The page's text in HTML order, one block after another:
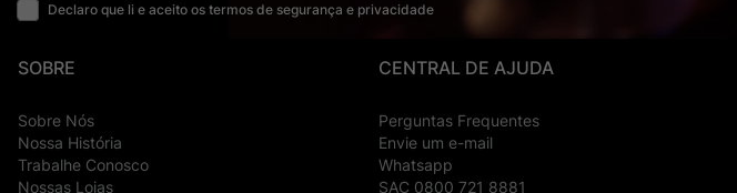
Declaro que li e aceito os termos de segurança e privacidade
SOBRE
Sobre Nós
Nossa História
Trabalhe Conosco
Nossas Lojas
CENTRAL DE AJUDA
Perguntas Frequentes
Envie um e-mail
Whatsapp
SAC 0800 721 8881